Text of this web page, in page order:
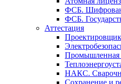
ФСБ.
ФСБ.
Аттестация
Промышленная
НАКС.
Сохранение и